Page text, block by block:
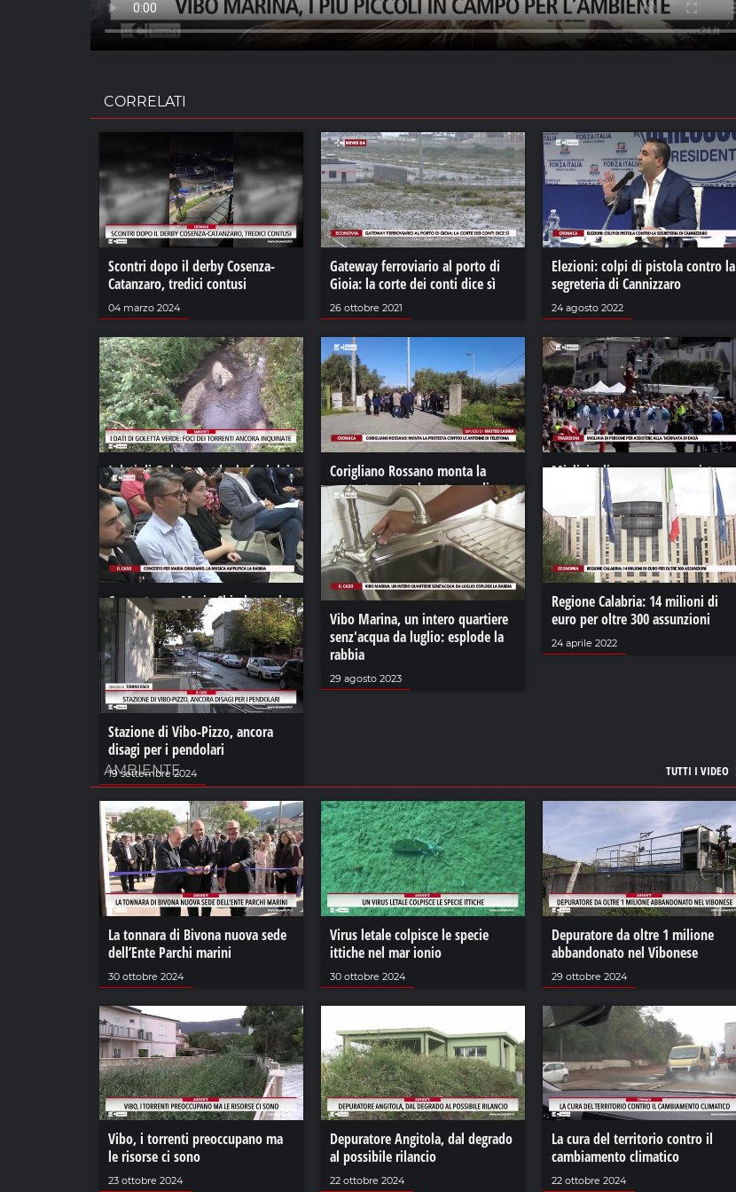
CORRELATI
Scontri dopo il derby Cosenza-
Catanzaro, tredici contusi
04 marzo 2024
Gateway ferroviario al porto di
Gioia: la corte dei conti dice sì
26 ottobre 2021
Elezioni: colpi di pistola contro la
segreteria di Cannizzaro
24 agosto 2022
I dati di Goletta verde: le foci dei
torrenti ancora inquinate
23 luglio 2024
Corigliano Rossano monta la
protesta contro le antenne di
telefonia
02 aprile 2023
Migliaia di persone per assistere
alla ‘Ncrinata di Dasà
11 aprile 2023
Concerto per Maria Chindamo, la
musica amplifica la rabbia
02 ottobre 2023
Regione Calabria: 14 milioni di
euro per oltre 300 assunzioni
24 aprile 2022
Vibo Marina, un intero quartiere
senz'acqua da luglio: esplode la
rabbia
29 agosto 2023
Stazione di Vibo-Pizzo, ancora
disagi per i pendolari
19 settembre 2024 TUTTI I VIDEO
AMBIENTE
La tonnara di Bivona nuova sede
dell’Ente Parchi marini
30 ottobre 2024
Virus letale colpisce le specie
ittiche nel mar ionio
30 ottobre 2024
Depuratore da oltre 1 milione
abbandonato nel Vibonese
29 ottobre 2024
Vibo, i torrenti preoccupano ma
le risorse ci sono
23 ottobre 2024
Depuratore Angitola, dal degrado
al possibile rilancio
22 ottobre 2024
La cura del territorio contro il
cambiamento climatico
22 ottobre 2024